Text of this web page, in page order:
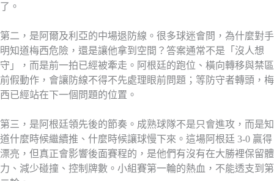
了。
第二，是阿爾及利亞的中場退防線。很多球迷會問，為什麼對手
明知道梅西危險，還是讓他拿到空間？答案通常不是「沒人想
守」，而是前一拍已經被牽走。阿根廷的跑位、橫向轉移與禁區
前假動作，會讓防線不得不先處理眼前問題；等防守者轉頭，梅
西已經站在下一個問題的位置。
第三，是阿根廷領先後的節奏。成熟球隊不是只會進攻，而是知
道什麼時候繼續推、什麼時候讓球慢下來。這場阿根廷 3-0 贏得
漂亮，但真正會影響後面賽程的，是他們有沒有在大勝裡保留體
力、減少碰撞、控制牌數。小組賽第一輪的熱血，不能透支到第